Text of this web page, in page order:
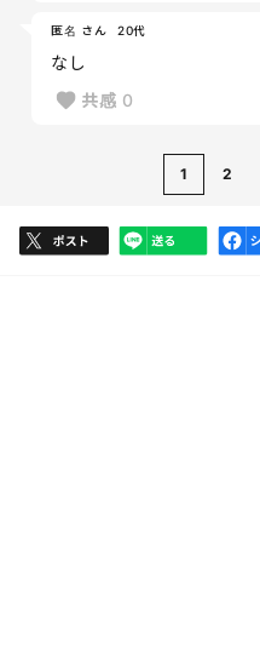
匿名 さん 20代
なし
共感 0
1 2